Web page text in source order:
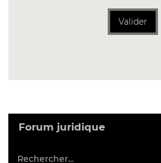
Valider
Forum juridique